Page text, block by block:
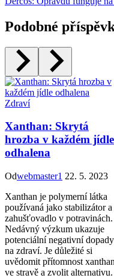
Podobné
Zdraví
Xanthan: Skrytá
hrozba v každém jídle
odhalena
Odwebmaster1 22. 5. 2023
Xanthan je polymerní látka
používaná jako stabilizátor a
zahušťovadlo v potravinách.
Nedávný výzkum ukazuje
potenciální negativní dopady
na zdraví. Je důležité si
uvědomit přítomnost
ve stravě a zvolit alternativu.